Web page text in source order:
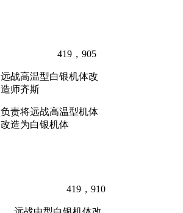
419，905
远战高温型白银机体改
造师齐斯
负责将远战高温型机体
改造为白银机体
419，910